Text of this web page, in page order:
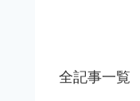
全記事一覧